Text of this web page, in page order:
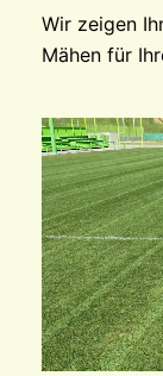
Wir zeigen
Mähen für